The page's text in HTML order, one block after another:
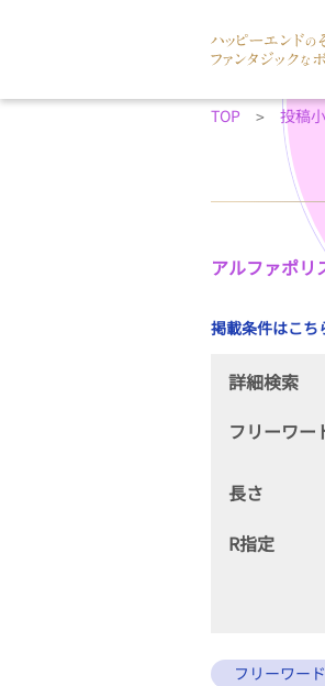
TOP 投稿
アルファポリ
掲載条件はこち
詳細検索
フリーワー
長さ
R指定
フリーワード